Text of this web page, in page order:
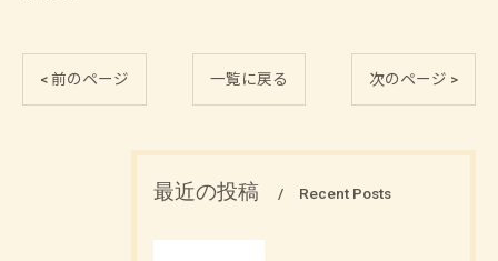
< 前のページ 一覧に戻る 次のページ >
最近の投稿 Recent Posts